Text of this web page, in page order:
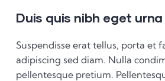
Duis quis nibh eget urna
Suspendisse erat tellus, porta et
adipiscing sed diam. Nulla
pellentesque pretium.